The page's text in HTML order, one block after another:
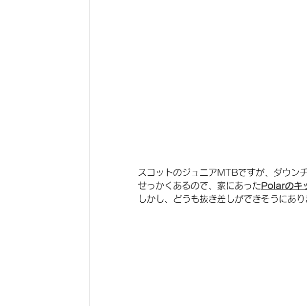
スコットのジュニアMTBですが、ダウン
せっかくあるので、家にあったPolarのキ
しかし、どうも抜き差しができそうにあ